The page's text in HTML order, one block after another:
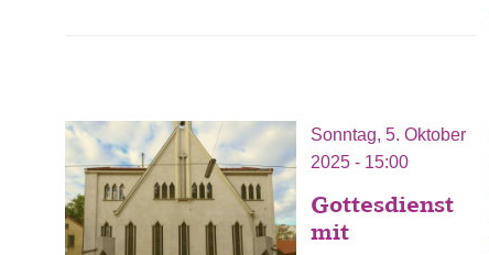
Sonntag, 5. Oktober
2025 - 15:00
Gottesdienst
mit